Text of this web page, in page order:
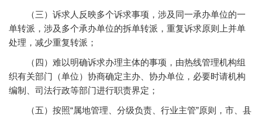
（三）诉求人反映多个诉求事项，涉及同一承办单位的一
单转派，涉及多个承办单位的拆单转派，重复诉求原则上并单
处理，减少重复转派；
（四）难以明确诉求办理主体的事项，由热线管理机构组
织有关部门（单位）协商确定主办、协办单位，必要时请机构
编制、司法行政等部门进行职责界定；
（五）按照“属地管理、分级负责、行业主管”原则，市、县